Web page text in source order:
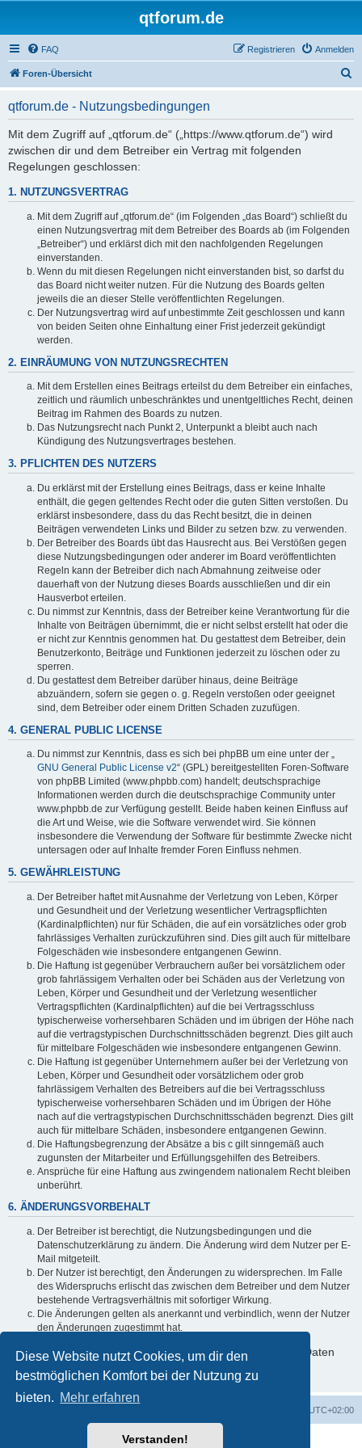
Diese Website nutzt Cookies, um dir den
bestmöglichen Komfort bei der Nutzung zu
bieten. Mehr erfahren
Verstanden!
qtforum.de
FAQ Anmelden
Registrieren
Foren-Übersicht
qtforum.de - Nutzungsbedingungen
Mit dem Zugriff auf „qtforum.de“ („https://www.qtforum.de“) wird
zwischen dir und dem Betreiber ein Vertrag mit folgenden
Regelungen geschlossen:
1. NUTZUNGSVERTRAG
Mit dem Zugriff auf „qtforum.de“ (im Folgenden „das Board“) schließt du
einen Nutzungsvertrag mit dem Betreiber des Boards ab (im Folgenden
„Betreiber“) und erklärst dich mit den nachfolgenden Regelungen
einverstanden.
Wenn du mit diesen Regelungen nicht einverstanden bist, so darfst du
das Board nicht weiter nutzen. Für die Nutzung des Boards gelten
jeweils die an dieser Stelle veröffentlichten Regelungen.
Der Nutzungsvertrag wird auf unbestimmte Zeit geschlossen und kann
von beiden Seiten ohne Einhaltung einer Frist jederzeit gekündigt
werden.
2. EINRÄUMUNG VON NUTZUNGSRECHTEN
Mit dem Erstellen eines Beitrags erteilst du dem Betreiber ein einfaches,
zeitlich und räumlich unbeschränktes und unentgeltliches Recht, deinen
Beitrag im Rahmen des Boards zu nutzen.
Das Nutzungsrecht nach Punkt 2, Unterpunkt a bleibt auch nach
Kündigung des Nutzungsvertrages bestehen.
3. PFLICHTEN DES NUTZERS
Du erklärst mit der Erstellung eines Beitrags, dass er keine Inhalte
enthält, die gegen geltendes Recht oder die guten Sitten verstoßen. Du
erklärst insbesondere, dass du das Recht besitzt, die in deinen
Beiträgen verwendeten Links und Bilder zu setzen bzw. zu verwenden.
Der Betreiber des Boards übt das Hausrecht aus. Bei Verstößen gegen
diese Nutzungsbedingungen oder anderer im Board veröffentlichten
Regeln kann der Betreiber dich nach Abmahnung zeitweise oder
dauerhaft von der Nutzung dieses Boards ausschließen und dir ein
Hausverbot erteilen.
Du nimmst zur Kenntnis, dass der Betreiber keine Verantwortung für die
Inhalte von Beiträgen übernimmt, die er nicht selbst erstellt hat oder die
er nicht zur Kenntnis genommen hat. Du gestattest dem Betreiber, dein
Benutzerkonto, Beiträge und Funktionen jederzeit zu löschen oder zu
sperren.
Du gestattest dem Betreiber darüber hinaus, deine Beiträge
abzuändern, sofern sie gegen o. g. Regeln verstoßen oder geeignet
sind, dem Betreiber oder einem Dritten Schaden zuzufügen.
4. GENERAL PUBLIC LICENSE
Du nimmst zur Kenntnis, dass es sich bei phpBB um eine unter der „
GNU General Public License v2“ (GPL) bereitgestellten Foren-Software
von phpBB Limited (www.phpbb.com) handelt; deutschsprachige
Informationen werden durch die deutschsprachige Community unter
www.phpbb.de zur Verfügung gestellt. Beide haben keinen Einfluss auf
die Art und Weise, wie die Software verwendet wird. Sie können
insbesondere die Verwendung der Software für bestimmte Zwecke nicht
untersagen oder auf Inhalte fremder Foren Einfluss nehmen.
5. GEWÄHRLEISTUNG
Der Betreiber haftet mit Ausnahme der Verletzung von Leben, Körper
und Gesundheit und der Verletzung wesentlicher Vertragspflichten
(Kardinalpflichten) nur für Schäden, die auf ein vorsätzliches oder grob
fahrlässiges Verhalten zurückzuführen sind. Dies gilt auch für mittelbare
Folgeschäden wie insbesondere entgangenen Gewinn.
Die Haftung ist gegenüber Verbrauchern außer bei vorsätzlichem oder
grob fahrlässigem Verhalten oder bei Schäden aus der Verletzung von
Leben, Körper und Gesundheit und der Verletzung wesentlicher
Vertragspflichten (Kardinalpflichten) auf die bei Vertragsschluss
typischerweise vorhersehbaren Schäden und im übrigen der Höhe nach
auf die vertragstypischen Durchschnittsschäden begrenzt. Dies gilt auch
für mittelbare Folgeschäden wie insbesondere entgangenen Gewinn.
Die Haftung ist gegenüber Unternehmern außer bei der Verletzung von
Leben, Körper und Gesundheit oder vorsätzlichem oder grob
fahrlässigem Verhalten des Betreibers auf die bei Vertragsschluss
typischerweise vorhersehbaren Schäden und im Übrigen der Höhe
nach auf die vertragstypischen Durchschnittsschäden begrenzt. Dies gilt
auch für mittelbare Schäden, insbesondere entgangenen Gewinn.
Die Haftungsbegrenzung der Absätze a bis c gilt sinngemäß auch
zugunsten der Mitarbeiter und Erfüllungsgehilfen des Betreibers.
Ansprüche für eine Haftung aus zwingendem nationalem Recht bleiben
unberührt.
6. ÄNDERUNGSVORBEHALT
Der Betreiber ist berechtigt, die Nutzungsbedingungen und die
Datenschutzerklärung zu ändern. Die Änderung wird dem Nutzer per E-
Mail mitgeteilt.
Der Nutzer ist berechtigt, den Änderungen zu widersprechen. Im Falle
des Widerspruchs erlischt das zwischen dem Betreiber und dem Nutzer
bestehende Vertragsverhältnis mit sofortiger Wirkung.
Die Änderungen gelten als anerkannt und verbindlich, wenn der Nutzer
den Änderungen zugestimmt hat.
Informationen über den Umgang mit deinen persönlichen Daten
sind in der Datenschutzerklärung enthalten.
UTC+02:00
Powered byphpBB® Forum Software © phpBB Limited